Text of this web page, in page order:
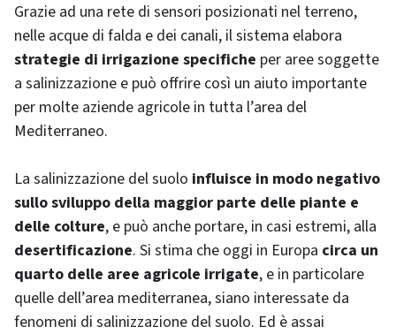
Grazie ad una rete di sensori posizionati nel terreno,
nelle acque di falda e dei canali, il sistema elabora
strategie di irrigazione specifiche per aree soggette
a salinizzazione e può offrire così un aiuto importante
per molte aziende agricole in tutta l’area del
Mediterraneo.
La salinizzazione del suolo influisce in modo negativo
sullo sviluppo della maggior parte delle piante e
delle colture, e può anche portare, in casi estremi, alla
desertificazione. Si stima che oggi in Europa circa un
quarto delle aree agricole irrigate, e in particolare
quelle dell’area mediterranea, siano interessate da
fenomeni di salinizzazione del suolo. Ed è assai